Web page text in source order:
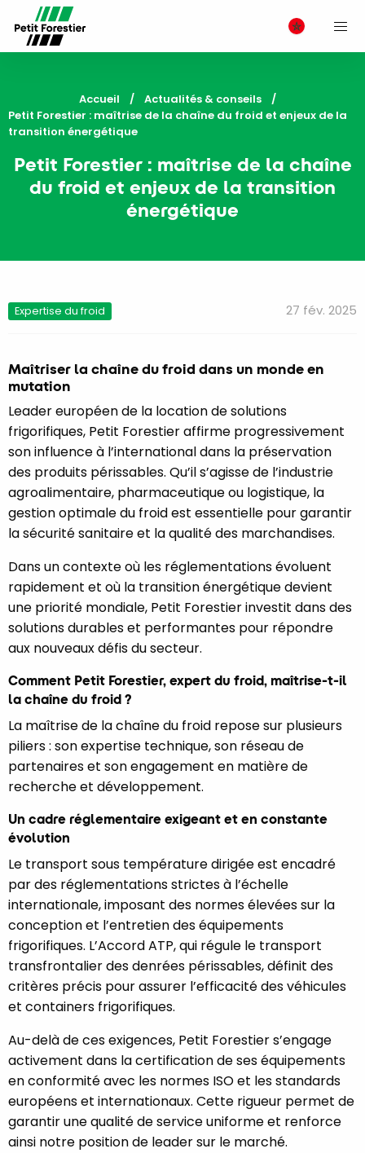
Accueil
Actualités & conseils
Current:
Petit Forestier : maîtrise de la chaîne du froid et enjeux de la
transition énergétique
Petit Forestier : maîtrise de la chaîne
du froid et enjeux de la transition
énergétique
Expertise du froid 27 fév. 2025
Maîtriser la chaîne du froid dans un monde en
mutation
Leader européen de la location de solutions
frigorifiques, Petit Forestier affirme progressivement
son influence à l’international dans la préservation
des produits périssables. Qu’il s’agisse de l’industrie
agroalimentaire, pharmaceutique ou logistique, la
gestion optimale du froid est essentielle pour garantir
la sécurité sanitaire et la qualité des marchandises.
Dans un contexte où les réglementations évoluent
rapidement et où la transition énergétique devient
une priorité mondiale, Petit Forestier investit dans des
solutions durables et performantes pour répondre
aux nouveaux défis du secteur.
Comment Petit Forestier, expert du froid, maîtrise-t-il
la chaîne du froid ?
La maîtrise de la chaîne du froid repose sur plusieurs
piliers : son expertise technique, son réseau de
partenaires et son engagement en matière de
recherche et développement.
Un cadre réglementaire exigeant et en constante
évolution
Le transport sous température dirigée est encadré
par des réglementations strictes à l’échelle
internationale, imposant des normes élevées sur la
conception et l’entretien des équipements
frigorifiques. L’Accord ATP, qui régule le transport
transfrontalier des denrées périssables, définit des
critères précis pour assurer l’efficacité des véhicules
et containers frigorifiques.
Au-delà de ces exigences, Petit Forestier s’engage
activement dans la certification de ses équipements
en conformité avec les normes ISO et les standards
européens et internationaux. Cette rigueur permet de
garantir une qualité de service uniforme et renforce
ainsi notre position de leader sur le marché.